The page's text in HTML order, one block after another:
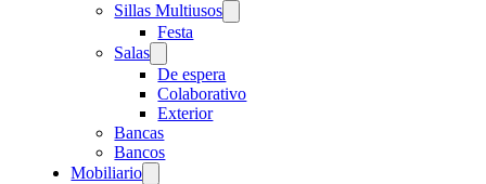
Sillas Multiusos
Festa
Salas
De espera
Colaborativo
Exterior
Bancas
Bancos
Mobiliario